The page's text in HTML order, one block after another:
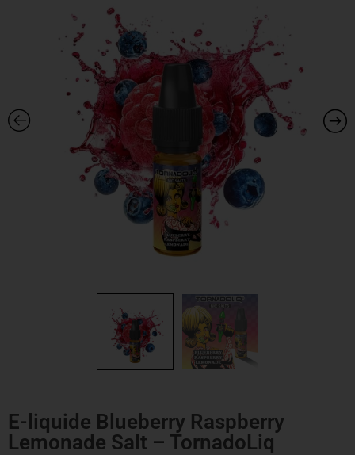
E-liquide Blueberry Raspberry
Lemonade Salt – TornadoLiq